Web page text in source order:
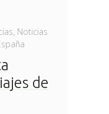
, Noticias
de